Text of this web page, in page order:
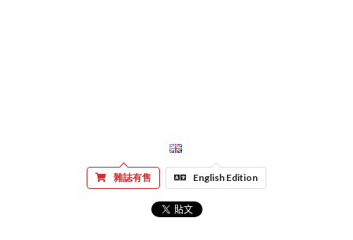
雜誌有售 English Edition